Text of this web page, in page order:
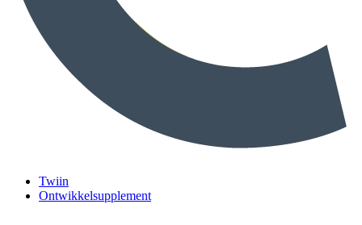
Twiin
Ontwikkelsupplement